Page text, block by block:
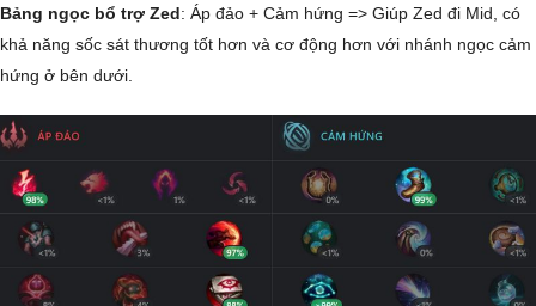
Bảng ngọc bổ trợ Zed: Áp đảo + Cảm hứng => Giúp Zed đi Mid, có
khả năng sốc sát thương tốt hơn và cơ động hơn với nhánh ngọc cảm
hứng ở bên dưới.